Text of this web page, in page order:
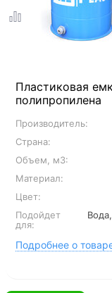
Пластиковая
полипропилена
Производитель:
Страна:
Объем, м3:
Материал:
Цвет:
Подойдет
для:
Подробнее о